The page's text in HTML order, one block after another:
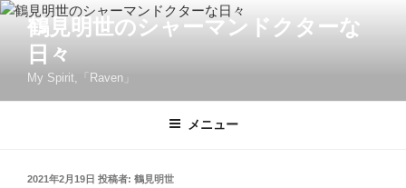
コ
ツ
鶴見明世のシャーマンドクターな
日々
My Spirit,「Raven」
メニュー
投
2021年2月19日 投稿者: 鶴見明世